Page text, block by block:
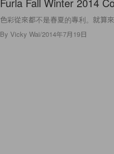
色彩從來都不是春夏的專利。就算
By Vicky Wai/2014年7月19日